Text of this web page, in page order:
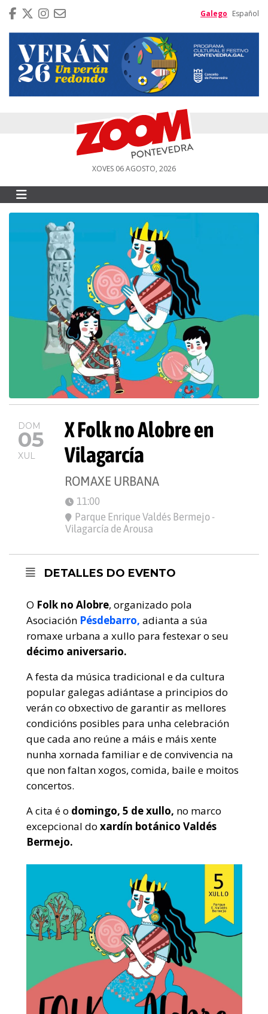
Galego Español
XOVES 06 AGOSTO, 2026
DOM
05
XUL
X Folk no Alobre en
Vilagarcía
ROMAXE URBANA
11:00
Parque Enrique Valdés Bermejo -
Vilagarcía de Arousa
DETALLES DO EVENTO
O Folk no Alobre, organizado pola
Asociación Pésdebarro, adianta a súa
romaxe urbana a xullo para festexar o seu
décimo aniversario.
A festa da música tradicional e da cultura
popular galegas adiántase a principios do
verán co obxectivo de garantir as mellores
condicións posibles para unha celebración
que cada ano reúne a máis e máis xente
nunha xornada familiar e de convivencia na
que non faltan xogos, comida, baile e moitos
concertos.
A cita é o domingo, 5 de xullo, no marco
excepcional do xardín botánico Valdés
Bermejo.